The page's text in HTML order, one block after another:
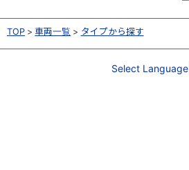
TOP 車両一覧 タイプから探す
Select Language